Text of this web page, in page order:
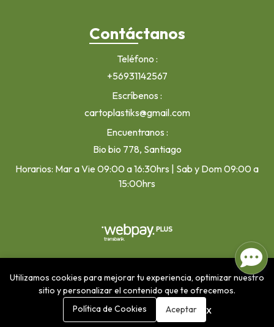
Contáctanos
Teléfono
+56931142567
Escríbenos
cartoplastiks@gmail.com
Encuentranos
Bio bio 778, Santiago
Horarios: Mar a Vie 09:00 a 16:30hrs | Sab y Dom 09:00 a
15:00hrs
¿Te gusta mi tienda? Yo vendo con
Bsale
0
Utilizamos cookies para mejorar tu experiencia, optimizar nuestro
sitio y personalizar el contenido que te ofrecemos.
Política de Cookies
Aceptar x